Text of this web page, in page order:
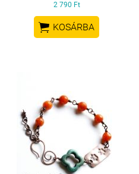
2 790 Ft
 KOSÁRBA